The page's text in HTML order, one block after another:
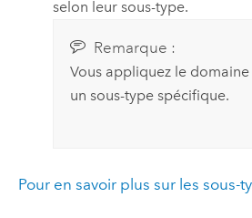
selon leur sous-type.
Remarque :
Vous appliquez le
un sous-type spécifique.
Pour en savoir plus sur les sous-